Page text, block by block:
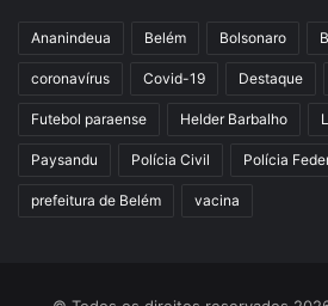
Ananindeua Belém Bolsonaro
coronavírus Covid-19 Destaque
Futebol paraense Helder Barbalho
Paysandu Polícia Civil Polícia
prefeitura de Belém vacina